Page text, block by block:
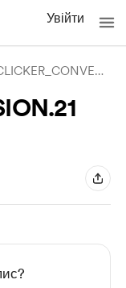
Увійти
CLICKER_CONVERSION.21